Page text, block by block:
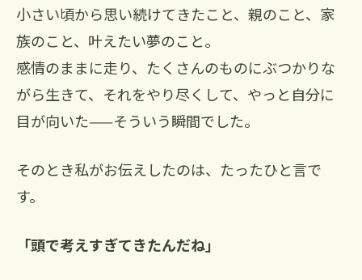
小さい頃から思い続けてきたこと、親のこと、家
族のこと、叶えたい夢のこと。
感情のままに走り、たくさんのものにぶつかりな
がら生きて、それをやり尽くして、やっと自分に
目が向いた——そういう瞬間でした。
そのとき私がお伝えしたのは、たったひと言で
す。
「頭で考えすぎてきたんだね」